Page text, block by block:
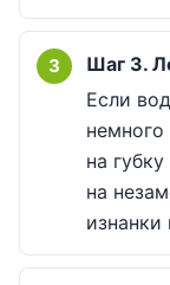
Шаг 3.
Если
на
на